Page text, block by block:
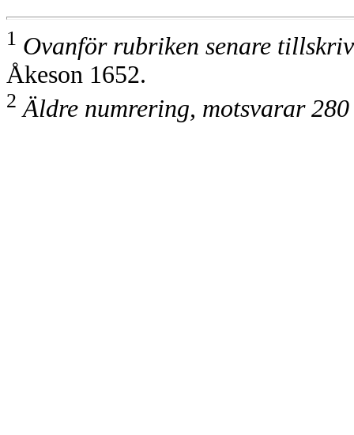
1 Ovanför rubriken senare
Åkeson 1652.
2 Äldre numrering, motsvarar 280